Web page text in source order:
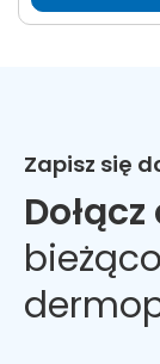
Zapisz się